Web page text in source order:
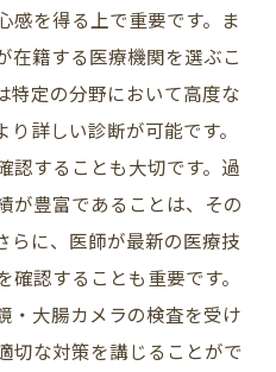
感を得る上で重要です。ま
在籍する医療機関を選ぶこ
特定の分野において高度な
詳しい診断が可能です。
認することも大切です。過
が豊富であることは、その
らに、医師が最新の医療技
認することも重要です。
・大腸カメラの検査を受け
切な対策を講じることがで